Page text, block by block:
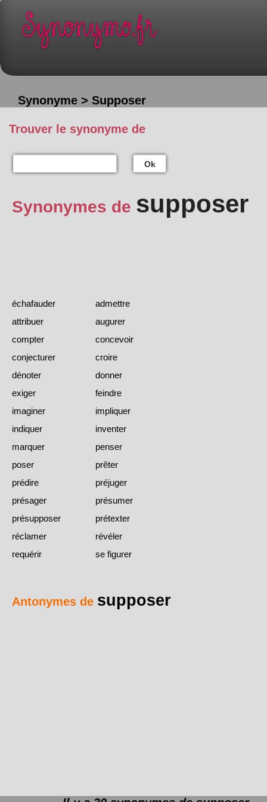
Synonyme > Supposer
Trouver le synonyme de
Ok
Synonymes de supposer
échafauder
admettre
attribuer
augurer
compter
concevoir
conjecturer
croire
dénoter
donner
exiger
feindre
imaginer
impliquer
indiquer
inventer
marquer
penser
poser
prêter
prédire
préjuger
présager
présumer
présupposer
prétexter
réclamer
révéler
requérir
se figurer
Antonymes de supposer